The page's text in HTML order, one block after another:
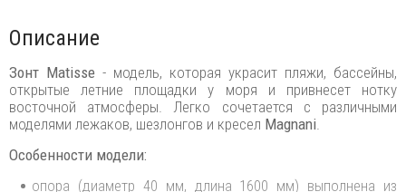
Описание
Зонт Matisse - модель, которая украсит пляжи, бассейны,
открытые летние площадки у моря и привнесет нотку
восточной атмосферы. Легко сочетается с различными
моделями лежаков, шезлонгов и кресел Magnani
Особенности модели:
опора (диаметр 40 мм, длина 1600 мм) выполнена из